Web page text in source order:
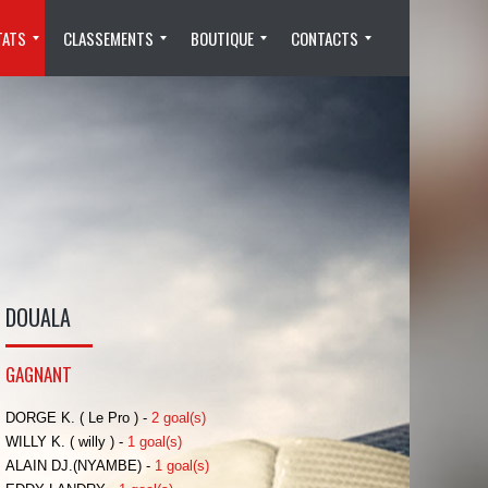
CLASSEMENTS BOUTIQUE CONTACTS
DOUALA
GAGNANT
DORGE K. ( Le Pro ) - 2 goal(s)
WILLY K. ( willy ) - 1 goal(s)
ALAIN DJ.(NYAMBE) - 1 goal(s)